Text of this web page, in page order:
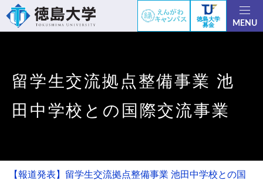
徳島大学
募金
MENU
留学生交流拠点整備事業 池
田中学校との国際交流事業
【報道発表】留学生交流拠点整備事業 池田中学校との国